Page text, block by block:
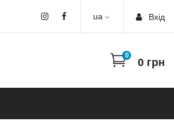
Вхiд
ua
0
0 грн